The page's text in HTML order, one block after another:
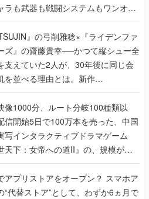
ラも武器も戦闘システムもワンオフ
込まれた理由を両ディレクターに聞
』の弓削雅稔×『ライデンファ
ズ』の齋藤貴幸──かつて縦シュー全
支えていた2人が、30年後に同じ会
を並べる理由とは。新作
EXTREME』で初タッグを組
ジェンド2人に訊く開発秘話
像1000分、ルート分岐100種類以
信開始5日で100万本を売った、中国
写インタラクティブドラマゲーム
天下：女帝への道II』の、規模が違
わりをプロデューサーに聞いた
プリストアをオープン？ スマホア
“代替ストア”として、わずか6ヵ月で